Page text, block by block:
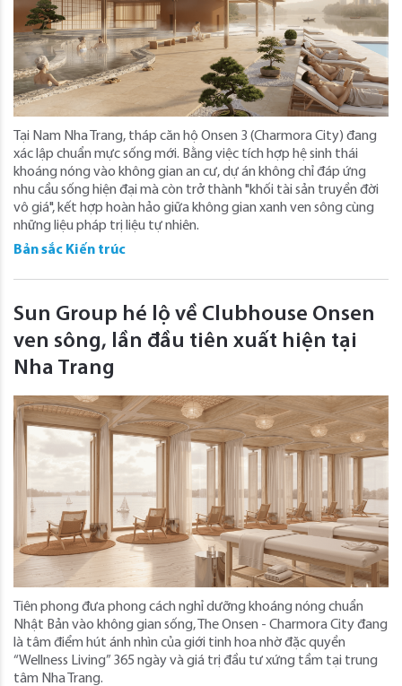
Tại Nam Nha Trang, tháp căn hộ Onsen 3 (Charmora City) đang
xác lập chuẩn mực sống mới. Bằng việc tích hợp hệ sinh thái
khoáng nóng vào không gian an cư, dự án không chỉ đáp ứng
nhu cầu sống hiện đại mà còn trở thành "khối tài sản truyền đời
vô giá", kết hợp hoàn hảo giữa không gian xanh ven sông cùng
những liệu pháp trị liệu tự nhiên.
Bản sắc Kiến trúc
Sun Group hé lộ về Clubhouse Onsen
ven sông, lần đầu tiên xuất hiện tại
Nha Trang
Tiên phong đưa phong cách nghỉ dưỡng khoáng nóng chuẩn
Nhật Bản vào không gian sống, The Onsen - Charmora City đang
là tâm điểm hút ánh nhìn của giới tinh hoa nhờ đặc quyền
“Wellness Living” 365 ngày và giá trị đầu tư xứng tầm tại trung
tâm Nha Trang.